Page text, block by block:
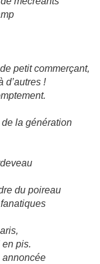
petit commerçant,
d’autres !
de la génération
du poireau
en pis.
annoncée